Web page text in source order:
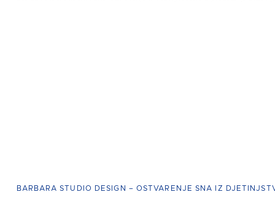
BARBARA STUDIO DESIGN – OSTVARENJE SNA IZ